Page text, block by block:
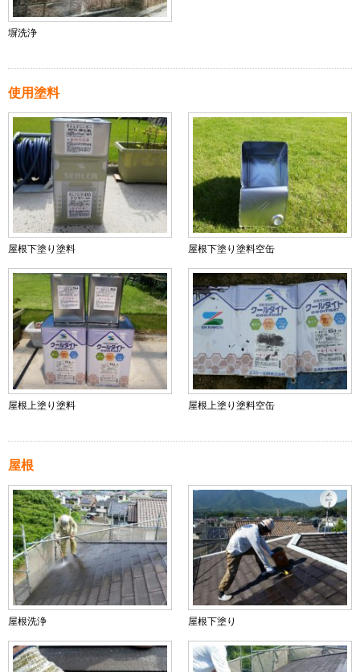
塀洗浄
使用塗料
屋根下塗り塗料 屋根下塗り塗料空缶
屋根上塗り塗料 屋根上塗り塗料空缶
屋根
屋根洗浄 屋根下塗り